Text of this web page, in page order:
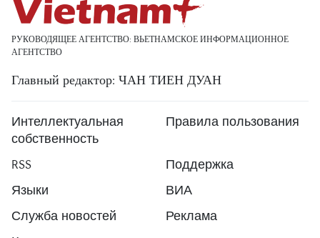
РУКОВОДЯЩЕЕ АГЕНТСТВО: ВЬЕТНАМСКОЕ ИНФОРМАЦИОННОЕ
АГЕНТСТВО
Главный редактор: ЧАН ТИЕН ДУАН
Интеллектуальная
собственность
Правила пользования
RSS
Поддержка
Языки
ВИА
Служба новостей
Реклама